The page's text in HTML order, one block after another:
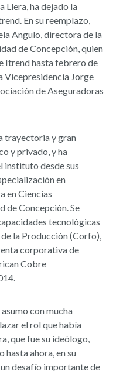
Llera, ha dejado la
En su reemplazo,
Angulo, directora de la
de Concepción, quien
Itrend hasta febrero de
Vicepresidencia Jorge
de Aseguradoras
trayectoria y gran
y privado, y ha
instituto desde sus
en
en Ciencias
de Concepción. Se
tecnológicas
la Producción (Corfo),
corporativa de
Cobre
con mucha
el rol que había
que fue su ideólogo,
ahora, en su
desafío importante de